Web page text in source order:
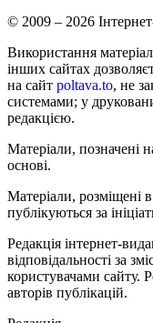
© 2009 – 2026
Використання
інших сайтах
на сайт poltava.to, не
системами; у
редакцією.
Матеріали, позначені
основі.
Матеріали, розміщені
публікуються за
Редакція інтернет-
відповідальності за
користувачами сайту.
авторів публікацій.